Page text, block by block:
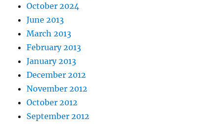
October 2024
June 2013
March 2013
February 2013
January 2013
December 2012
November 2012
October 2012
September 2012